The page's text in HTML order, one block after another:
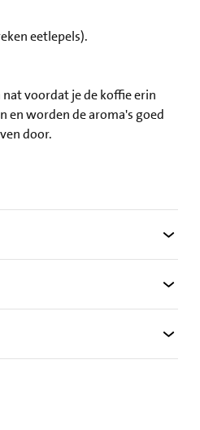
eetlepels).
voordat je de koffie erin
en worden de aroma's goed
door.